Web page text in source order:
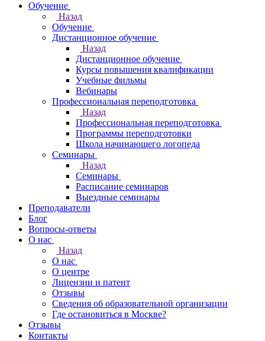
Обучение
Назад
Обучение
Дистанционное обучение
Назад
Дистанционное обучение
Курсы повышения квалификации
Учебные фильмы
Вебинары
Профессиональная переподготовка
Назад
Профессиональная переподготовка
Программы переподготовки
Школа начинающего логопеда
Семинары
Назад
Семинары
Расписание семинаров
Выездные семинары
Преподаватели
Блог
Вопросы-ответы
О нас
Назад
О нас
О центре
Лицензии и патент
Отзывы
Сведения об образовательной организации
Где остановиться в Москве?
Отзывы
Контакты